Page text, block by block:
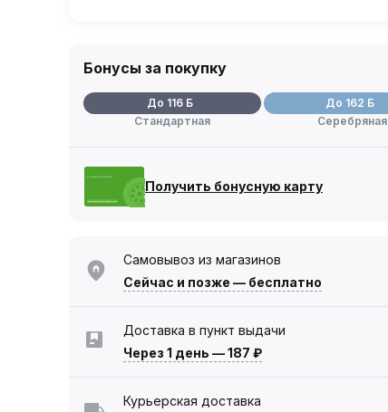
Бонусы за покупку
До 116 Б
Стандартная
До 162 Б
Серебряная
Получить бонусную карту
Самовывоз из магазинов
Сейчас и позже — бесплатно
Доставка в пункт выдачи
Через 1 день —187 ₽
Курьерская доставка